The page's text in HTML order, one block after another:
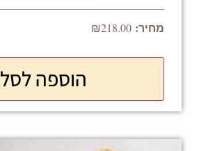
₪218.00
הוספה לסל